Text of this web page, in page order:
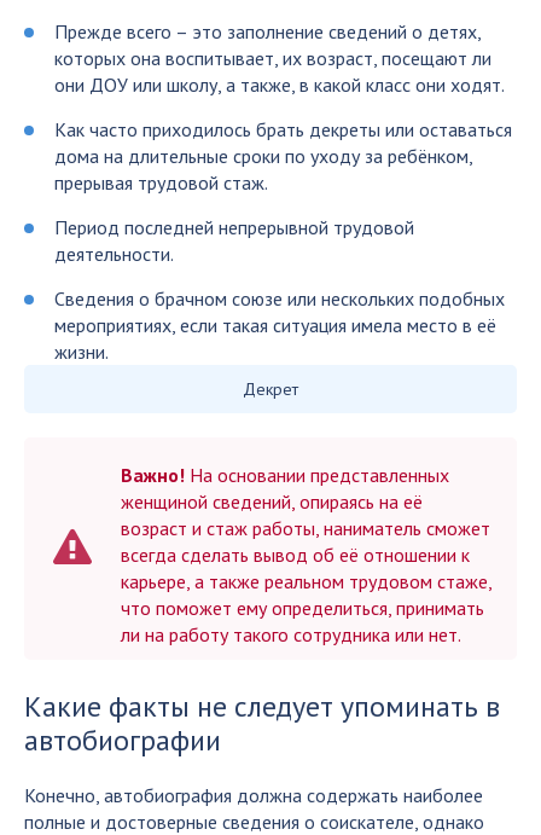
Прежде всего – это заполнение сведений о детях,
которых она воспитывает, их возраст, посещают ли
они ДОУ или школу, а также, в какой класс они ходят.
Как часто приходилось брать декреты или оставаться
дома на длительные сроки по уходу за ребёнком,
прерывая трудовой стаж.
Период последней непрерывной трудовой
деятельности.
Сведения о брачном союзе или нескольких подобных
мероприятиях, если такая ситуация имела место в её
жизни.
Декрет
Важно! На основании представленных
женщиной сведений, опираясь на её
возраст и стаж работы, наниматель сможет
всегда сделать вывод об её отношении к
карьере, а также реальном трудовом стаже,
что поможет ему определиться, принимать
ли на работу такого сотрудника или нет.
Какие факты не следует упоминать в
автобиографии
Конечно, автобиография должна содержать наиболее
полные и достоверные сведения о соискателе, однако